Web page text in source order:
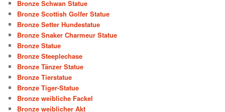
Bronze Schwan Statue
Bronze Scottish Golfer Statue
Bronze Setter Hundestatue
Bronze Snaker Charmeur Statue
Bronze Statue
Bronze Steeplechase
Bronze Tänzer Statue
Bronze Tierstatue
Bronze Tiger-Statue
Bronze weibliche Fackel
Bronze weiblicher Akt